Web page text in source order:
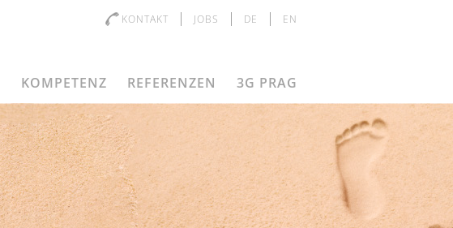
KONTAKT JOBS DE EN
KOMPETENZ REFERENZEN 3G PRAG